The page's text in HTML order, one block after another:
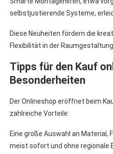
selbstjustierende Systeme,
Diese Neuheiten fördern die
Flexibilität in der Raumgestaltung.
Tipps für den Kauf
Besonderheiten
Der Onlineshop eröffnet beim
zahlreiche Vorteile:
Eine große Auswahl an Material,
meist sofort und ohne regionale